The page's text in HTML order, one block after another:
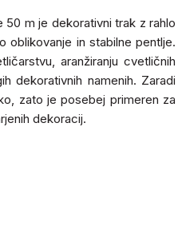
50 m je dekorativni trak z rahlo
oblikovanje in stabilne pentlje.
aranžiranju cvetličnih
dekorativnih namenih. Zaradi
zato je posebej primeren za
dekoracij.